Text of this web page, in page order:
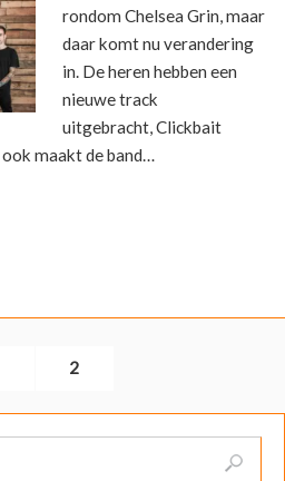
rondom Chelsea Grin, maar
daar komt nu verandering
in. De heren hebben een
nieuwe track
uitgebracht, Clickbait
maakt de band…
2